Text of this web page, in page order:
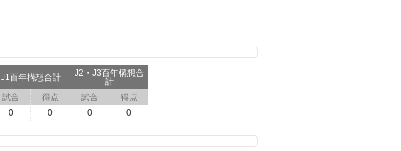
J1百年構想合計
J2・J3百年構想合
計
試合 得点 試合
得点
0 0 0 0